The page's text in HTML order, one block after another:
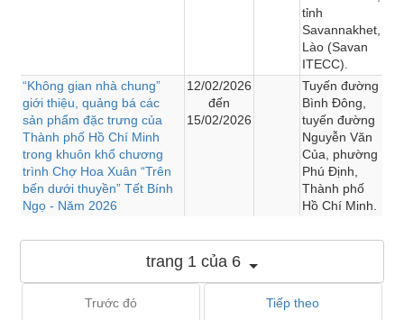
tỉnh
Savannakhet,
Lào (Savan
ITECC).
“Không gian nhà chung”
giới thiệu, quảng bá các
sản phẩm đặc trưng của
Thành phố Hồ Chí Minh
trong khuôn khổ chương
trình Chợ Hoa Xuân “Trên
bến dưới thuyền” Tết Bính
Ngọ - Năm 2026
12/02/2026
đến
15/02/2026
Tuyến đường
Bình Đông,
tuyến đường
Nguyễn Văn
Của, phường
Phú Định,
Thành phố
Hồ Chí Minh.
trang 1 của 6
Trước đó Tiếp theo